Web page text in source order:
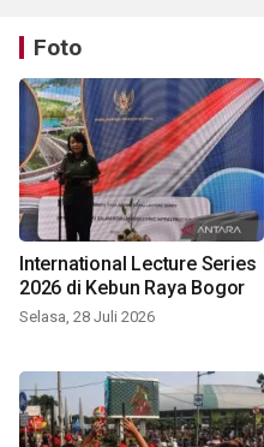
Foto
International Lecture Series
2026 di Kebun Raya Bogor
Selasa, 28 Juli 2026